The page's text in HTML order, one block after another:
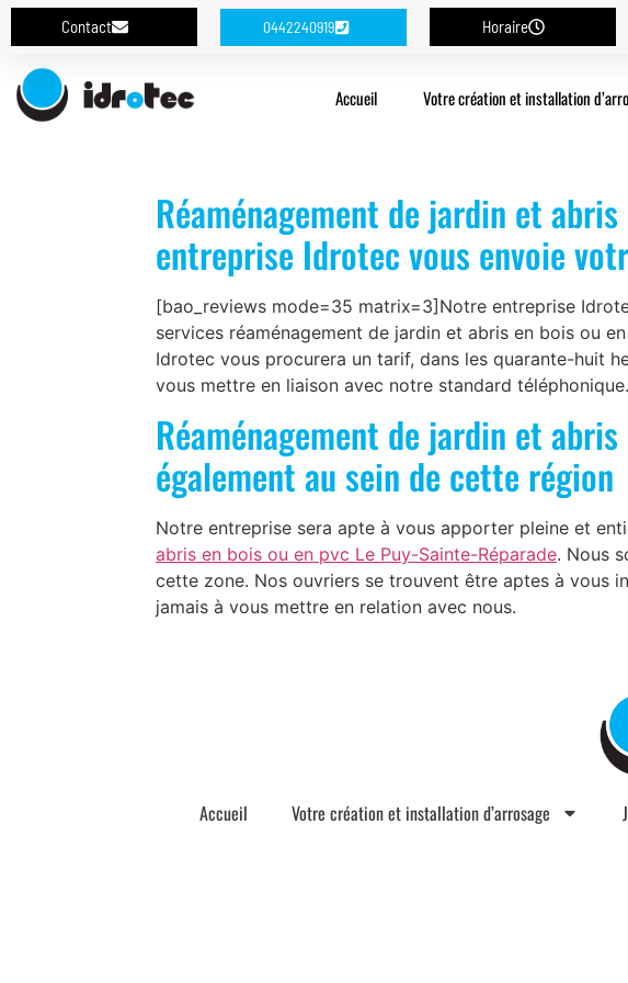
Contact 0442240919 Horaire
Accueil Votre création et installation
Réaménagement de jardin et
entreprise Idrotec vous envoie
[bao_reviews mode=35 matrix=3]Notre entreprise
services réaménagement de jardin et abris en bois ou
Idrotec vous procurera un tarif, dans les quarante-huit
vous mettre en liaison avec notre standard téléphonique.
Réaménagement de jardin et
également au sein de cette région
Notre entreprise sera apte à vous apporter pleine et
abris en bois ou en pvc Le Puy-Sainte-Réparade. Nous
cette zone. Nos ouvriers se trouvent être aptes à vous
jamais à vous mettre en relation avec nous.
Accueil Votre création et installation d’arrosage